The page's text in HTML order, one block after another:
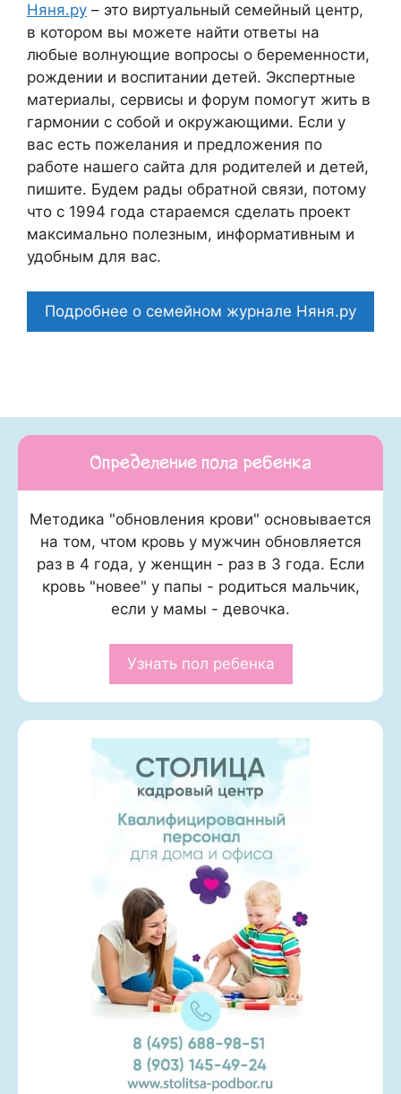
Няня.ру – это виртуальный семейный центр,
в котором вы можете найти ответы на
любые волнующие вопросы о беременности,
рождении и воспитании детей. Экспертные
материалы, сервисы и форум помогут жить в
гармонии с собой и окружающими. Если у
вас есть пожелания и предложения по
работе нашего сайта для родителей и детей,
пишите. Будем рады обратной связи, потому
что c 1994 года стараемся сделать проект
максимально полезным, информативным и
удобным для вас.
Подробнее о семейном журнале Няня.ру
Определение пола ребенка
Методика "обновления крови" основывается
на том, чтом кровь у мужчин обновляется
раз в 4 года, у женщин - раз в 3 года. Если
кровь "новее" у папы - родиться мальчик,
если у мамы - девочка.
Узнать пол ребенка